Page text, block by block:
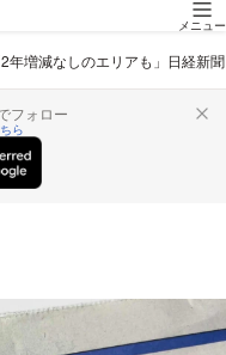
メニュー
2年増減なしのエリアも」日経新
フォロー
ら